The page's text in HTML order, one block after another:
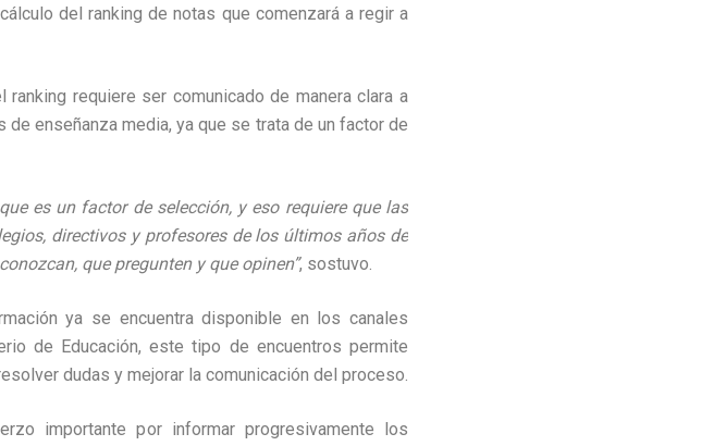
del ranking de notas que comenzará a regir a
requiere ser comunicado de manera clara a
enseñanza media, ya que se trata de un factor de
es un factor de selección, y eso requiere que las
directivos y profesores de los últimos años de
que pregunten y que opinen”, sostuvo.
ya se encuentra disponible en los canales
de Educación, este tipo de encuentros permite
dudas y mejorar la comunicación del proceso.
importante por informar progresivamente los